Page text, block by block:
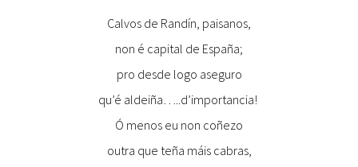
Calvos de Randín, paisanos,
non é capital de España;
pro desde logo aseguro
qu’é aldeiña…..d’importancia!
Ó menos eu non coñezo
outra que teña máis cabras,